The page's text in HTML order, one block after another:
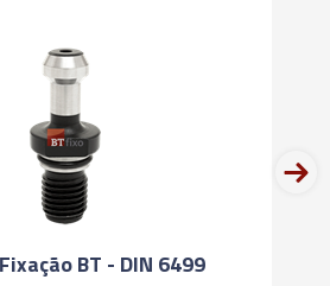
BT - DIN 6499
next